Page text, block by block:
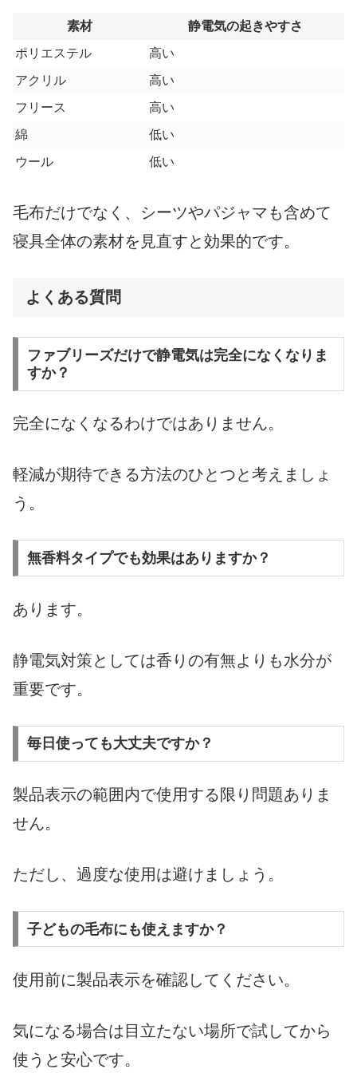
素材
静電気の起きやすさ
ポリエステル
高い
アクリル
高い
フリース
高い
綿
低い
ウール
低い
毛布だけでなく、シーツやパジャマも含めて
寝具全体の素材を見直すと効果的です。
よくある質問
ファブリーズだけで静電気は完全になくなりま
すか？
完全になくなるわけではありません。
軽減が期待できる方法のひとつと考えましょ
う。
無香料タイプでも効果はありますか？
あります。
静電気対策としては香りの有無よりも水分が
重要です。
毎日使っても大丈夫ですか？
製品表示の範囲内で使用する限り問題ありま
せん。
ただし、過度な使用は避けましょう。
子どもの毛布にも使えますか？
使用前に製品表示を確認してください。
気になる場合は目立たない場所で試してから
使うと安心です。